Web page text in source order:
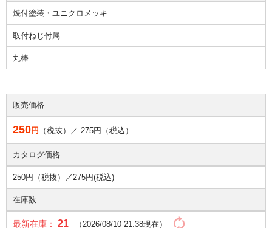
焼付塗装・ユニクロメッキ
取付ねじ付属
丸棒
販売価格
250円 （税抜）／ 275円（税込）
カタログ価格
250円（税抜）／275円(税込)
在庫数
最新在庫： 21 （2026/08/10 21:38現在）